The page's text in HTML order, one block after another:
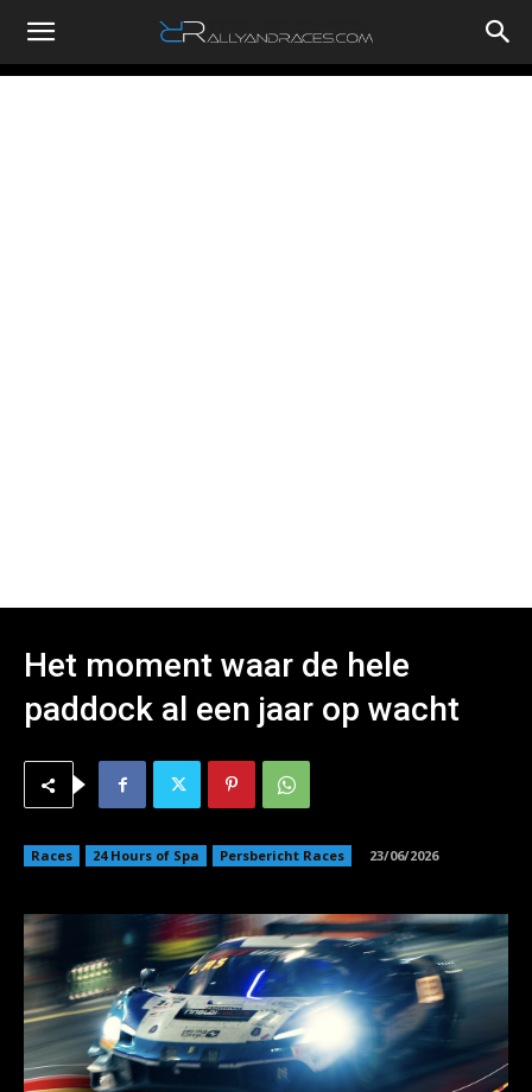
RallyandRaces.com
Het moment waar de hele
paddock al een jaar op wacht
Races 24 Hours of Spa Persbericht Races 23/06/2026